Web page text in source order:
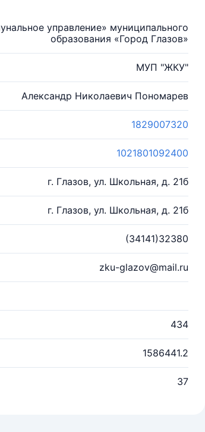
управление» муниципального
образования «Город Глазов»
МУП "ЖКУ"
Александр Николаевич Пономарев
1829007320
1021801092400
г. Глазов, ул. Школьная, д. 21б
г. Глазов, ул. Школьная, д. 21б
(34141)32380
zku-glazov@mail.ru
434
1586441.2
37